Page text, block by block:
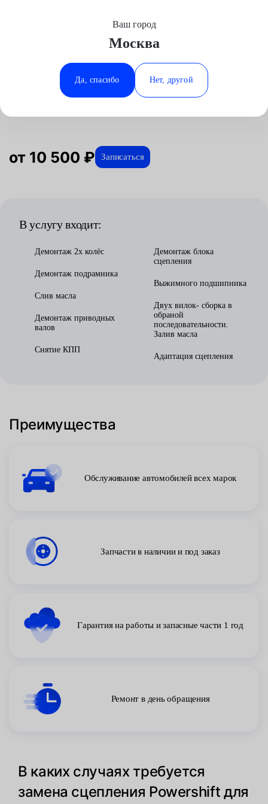
Минеральные Воды
Ростов-на-Дону
Ставрополь
Ваш город
Москва
Да, спасибо Нет, другой
ОтзывыАвтосервис
Замена сцепления Powershift для
Land Rover в Москве
от 10 500 ₽ Записаться
В услугу входит:
Демонтаж 2х колёс
Демонтаж подрамника
Слив масла
Демонтаж приводных
валов
Снятие КПП
Демонтаж блока
сцепления
Выжимного подшипника
Двух вилок- сборка в
обраной
последовательности.
Залив масла
Адаптация сцепления
Преимущества
Обслуживание автомобилей всех марок
Запчасти в наличии и под заказ
Гарантия на работы и запасные части 1 год
Ремонт в день обращения
В каких случаях требуется
замена сцепления Powershift для